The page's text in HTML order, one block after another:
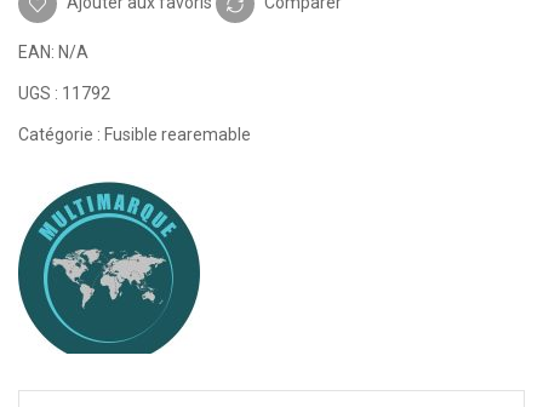
EAN: N/A
UGS : 11792
Catégorie : Fusible rearemable